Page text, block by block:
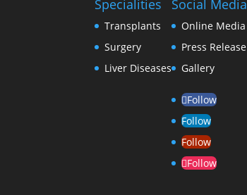
Specialities
Transplants
Surgery
Liver Diseases
Social Media
Online Media
Press Release
Gallery
Follow
Follow
Follow
Follow